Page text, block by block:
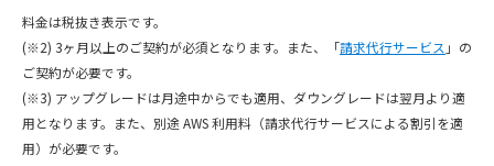
料金は税抜き表示です。
(※2) 3ヶ月以上のご契約が必須となります。また、「請求代行サービス 」の
ご契約が必要です。
(※3) アップグレードは月途中からでも適用、ダウングレードは翌月より適
用となります。また、別途 AWS 利用料（請求代行サービスによる割引を適
用）が必要です。